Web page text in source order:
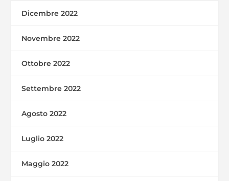
Dicembre 2022
Novembre 2022
Ottobre 2022
Settembre 2022
Agosto 2022
Luglio 2022
Maggio 2022